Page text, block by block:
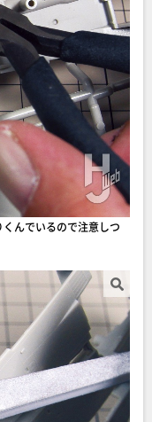
んでいるので注意しつ